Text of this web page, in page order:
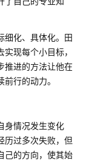
细化、具体化。田
现每个小目标，
推进的方法让他在
行的动力。
身情况发生变化
历过多次失败，但
己的方向，使其始